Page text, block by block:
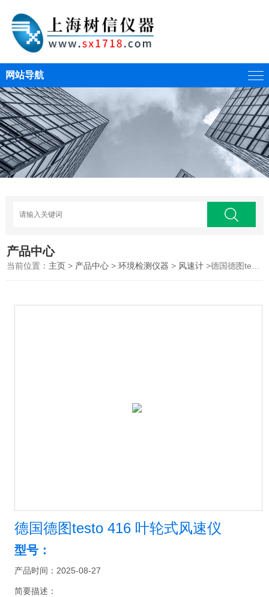
网站导航
产品中心
当前位置： 主页 > 产品中心 >环境检测仪器 > 风速计 >德国德图testo 416 叶轮式风速仪
德国德图testo 416 叶轮式风速仪
型号：
产品时间：2025-08-27
简要描述：